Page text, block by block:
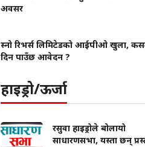
अवसर
स्नो रिभर्स लिमिटेडको आईपीओ खुला,
दिन पाउँछ आवेदन ?
हाइड्रो/ऊर्जा
रसुवा हाइड्रोले बोलायो
साधारणसभा, यस्ता छन्